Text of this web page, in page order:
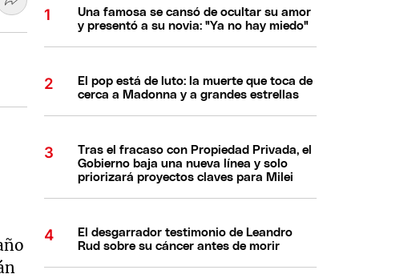
Una famosa se cansó de ocultar su amor
y presentó a su novia: "Ya no hay miedo"
El pop está de luto: la muerte que toca de
cerca a Madonna y a grandes estrellas
Tras el fracaso con Propiedad Privada, el
Gobierno baja una nueva línea y solo
priorizará proyectos claves para Milei
El desgarrador testimonio de Leandro
Rud sobre su cáncer antes de morir